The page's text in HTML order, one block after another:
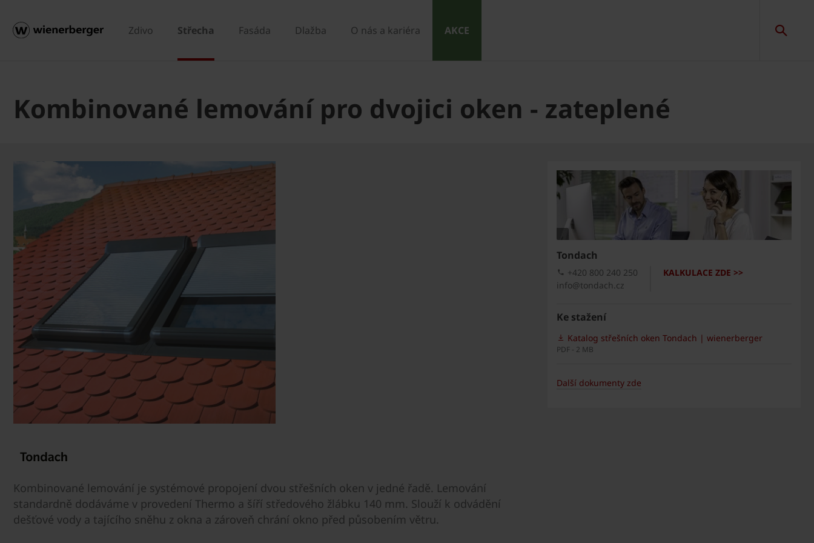
Zdivo Střecha Fasáda Dlažba O nás a kariéra AKCE
Kombinované lemování pro dvojici oken - zateplené
Kombinované lemování je systémové propojení dvou střešních oken v jedné řadě. Lemování
standardně dodáváme v provedení Thermo a šíří středového žlábku 140 mm. Slouží k odvádění
dešťové vody a tajícího sněhu z okna a zároveň chrání okno před působením větru.
Tondach
KALKULACE ZDE >>
+420 800 240 250
info@tondach.cz
Ke stažení
Katalog střešních oken Tondach | wienerberger
PDF - 2 MB
Další dokumenty zde